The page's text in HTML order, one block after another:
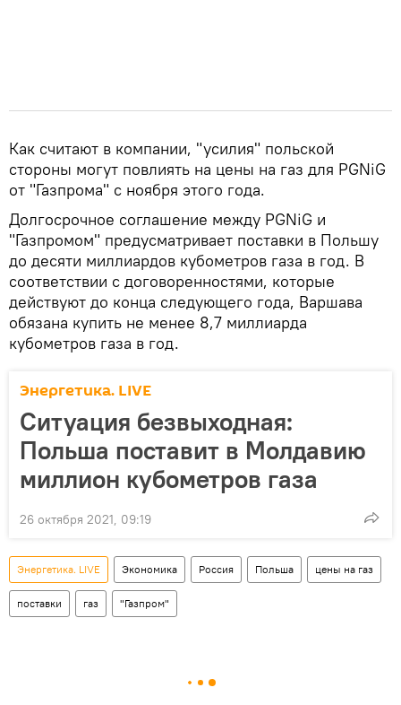
Как считают в компании, "усилия" польской
стороны могут повлиять на цены на газ для PGNiG
от "Газпрома" с ноября этого года.
Долгосрочное соглашение между PGNiG и
"Газпромом" предусматривает поставки в Польшу
до десяти миллиардов кубометров газа в год. В
соответствии с договоренностями, которые
действуют до конца следующего года, Варшава
обязана купить не менее 8,7 миллиарда
кубометров газа в год.
Энергетика. LIVE
Ситуация безвыходная:
Польша поставит в Молдавию
миллион кубометров газа
26 октября 2021, 09:19
Энергетика. LIVE Экономика Россия Польша цены на газ
поставки газ "Газпром"